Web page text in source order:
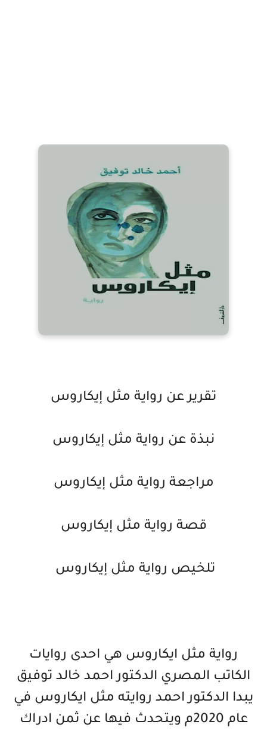
تقرير عن رواية مثل إيكاروس
نبذة عن رواية مثل إيكاروس
مراجعة رواية مثل إيكاروس
قصة رواية مثل إيكاروس
تلخيص رواية مثل إيكاروس
رواية مثل ايكاروس هي احدى روايات
الكاتب المصري الدكتور احمد خالد توفيق
يبدا الدكتور احمد روايته مثل ايكاروس في
عام 2020م ويتحدث فيها عن ثمن ادراك